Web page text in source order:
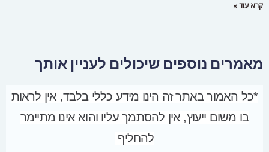
קרא עוד »
מאמרים נוספים שיכולים לעניין אותך
*כל האמור באתר זה הינו מידע כללי בלבד, אין לראות
בו משום ייעוץ, אין להסתמך עליו והוא אינו מתיימר
להחליף